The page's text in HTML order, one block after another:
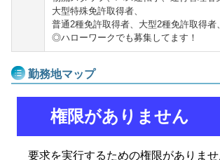
大型特殊免許取得者、
普通2種免許取得者、大型2種免許取得
◎ハローワークでも募集してます！
勤務地マップ